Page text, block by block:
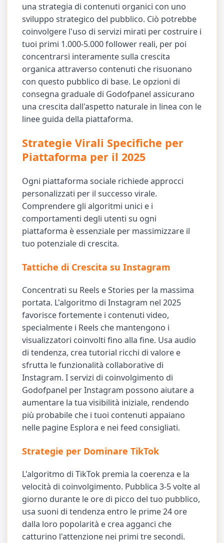
una strategia di contenuti organici con uno
sviluppo strategico del pubblico. Ciò potrebbe
coinvolgere l'uso di servizi mirati per costruire i
tuoi primi 1.000-5.000 follower reali, per poi
concentrarsi interamente sulla crescita
organica attraverso contenuti che risuonano
con questo pubblico di base. Le opzioni di
consegna graduale di Godofpanel assicurano
una crescita dall'aspetto naturale in linea con le
linee guida della piattaforma.
Strategie Virali Specifiche per
Piattaforma per il 2025
Ogni piattaforma sociale richiede approcci
personalizzati per il successo virale.
Comprendere gli algoritmi unici e i
comportamenti degli utenti su ogni
piattaforma è essenziale per massimizzare il
tuo potenziale di crescita.
Tattiche di Crescita su Instagram
Concentrati su Reels e Stories per la massima
portata. L'algoritmo di Instagram nel 2025
favorisce fortemente i contenuti video,
specialmente i Reels che mantengono i
visualizzatori coinvolti fino alla fine. Usa audio
di tendenza, crea tutorial ricchi di valore e
sfrutta le funzionalità collaborative di
Instagram. I servizi di coinvolgimento di
Godofpanel per Instagram possono aiutare a
aumentare la tua visibilità iniziale, rendendo
più probabile che i tuoi contenuti appaiano
nelle pagine Esplora e nei feed consigliati.
Strategie per Dominare TikTok
L'algoritmo di TikTok premia la coerenza e la
velocità di coinvolgimento. Pubblica 3-5 volte al
giorno durante le ore di picco del tuo pubblico,
usa suoni di tendenza entro le prime 24 ore
dalla loro popolarità e crea agganci che
catturino l'attenzione nei primi tre secondi.